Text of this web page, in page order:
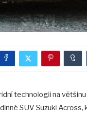
technologii na
SUV Suzuki